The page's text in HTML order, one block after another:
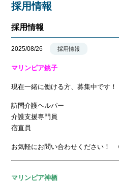
採用情報
採用情報
2025/08/26 採用情報
マリンピア銚子
現在一緒に働ける方、募集中です！
訪問介護ヘルパー
介護支援専門員
宿直員
お気軽にお問い合わせください！
マリンピア神栖